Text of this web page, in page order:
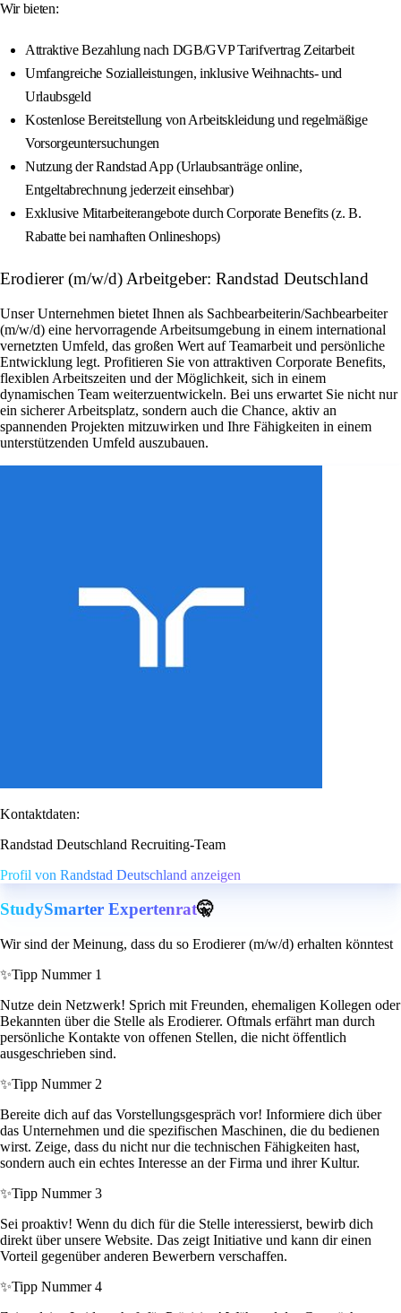
Wir bieten:
Attraktive Bezahlung nach DGB/GVP Tarifvertrag Zeitarbeit
Umfangreiche Sozialleistungen, inklusive Weihnachts- und
Urlaubsgeld
Kostenlose Bereitstellung von Arbeitskleidung und regelmäßige
Vorsorgeuntersuchungen
Nutzung der Randstad App (Urlaubsanträge online,
Entgeltabrechnung jederzeit einsehbar)
Exklusive Mitarbeiterangebote durch Corporate Benefits (z. B.
Rabatte bei namhaften Onlineshops)
Erodierer (m/w/d) Arbeitgeber: Randstad Deutschland
Unser Unternehmen bietet Ihnen als Sachbearbeiterin/Sachbearbeiter
(m/w/d) eine hervorragende Arbeitsumgebung in einem international
vernetzten Umfeld, das großen Wert auf Teamarbeit und persönliche
Entwicklung legt. Profitieren Sie von attraktiven Corporate Benefits,
flexiblen Arbeitszeiten und der Möglichkeit, sich in einem
dynamischen Team weiterzuentwickeln. Bei uns erwartet Sie nicht nur
ein sicherer Arbeitsplatz, sondern auch die Chance, aktiv an
spannenden Projekten mitzuwirken und Ihre Fähigkeiten in einem
unterstützenden Umfeld auszubauen.
Kontaktdaten:
Randstad Deutschland Recruiting-Team
Profil von Randstad Deutschland anzeigen
StudySmarter Expertenrat🤫
Wir sind der Meinung, dass du so Erodierer (m/w/d) erhalten könntest
✨Tipp Nummer 1
Nutze dein Netzwerk! Sprich mit Freunden, ehemaligen Kollegen oder
Bekannten über die Stelle als Erodierer. Oftmals erfährt man durch
persönliche Kontakte von offenen Stellen, die nicht öffentlich
ausgeschrieben sind.
✨Tipp Nummer 2
Bereite dich auf das Vorstellungsgespräch vor! Informiere dich über
das Unternehmen und die spezifischen Maschinen, die du bedienen
wirst. Zeige, dass du nicht nur die technischen Fähigkeiten hast,
sondern auch ein echtes Interesse an der Firma und ihrer Kultur.
✨Tipp Nummer 3
Sei proaktiv! Wenn du dich für die Stelle interessierst, bewirb dich
direkt über unsere Website. Das zeigt Initiative und kann dir einen
Vorteil gegenüber anderen Bewerbern verschaffen.
✨Tipp Nummer 4